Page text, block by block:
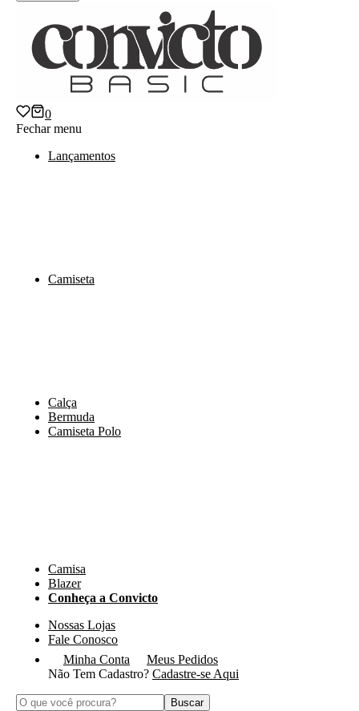
0
Fechar menu
Lançamentos
Camiseta
Calça
Bermuda
Camiseta Polo
Camisa
Blazer
Conheça a Convicto
Nossas Lojas
Fale Conosco
Minha Conta
Meus Pedidos
Não Tem Cadastro? Cadastre-se Aqui
Buscar